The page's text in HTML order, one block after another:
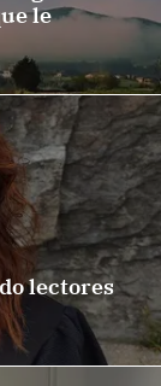
le
lectores